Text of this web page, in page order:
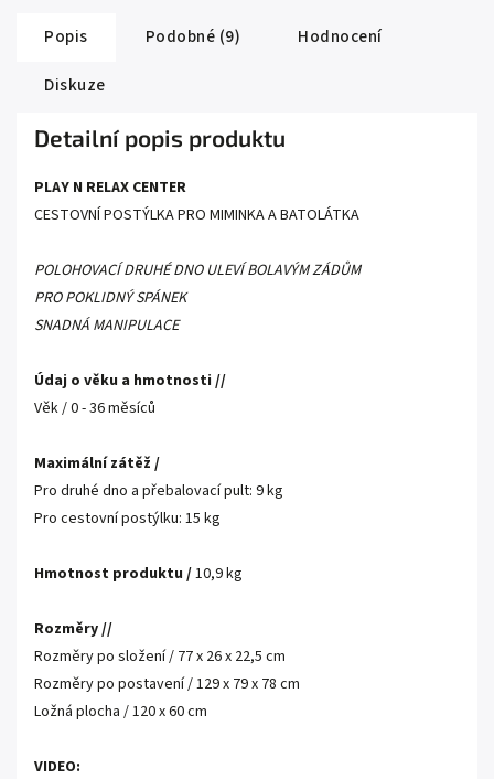
Popis Podobné (9)
Hodnocení
Diskuze
Detailní popis produktu
PLAY N RELAX CENTER
CESTOVNÍ POSTÝLKA PRO MIMINKA A BATOLÁTKA
POLOHOVACÍ DRUHÉ DNO ULEVÍ BOLAVÝM ZÁDŮM
PRO POKLIDNÝ SPÁNEK
SNADNÁ MANIPULACE
Údaj o věku a hmotnosti //
Věk / 0 - 36 měsíců
Maximální zátěž /
Pro druhé dno a přebalovací pult: 9 kg
Pro cestovní postýlku: 15 kg
Hmotnost produktu /10,9 kg
Rozměry //
Rozměry po složení / 77 x 26 x 22,5 cm
Rozměry po postavení / 129 x 79 x 78 cm
Ložná plocha / 120 x 60 cm
VIDEO: